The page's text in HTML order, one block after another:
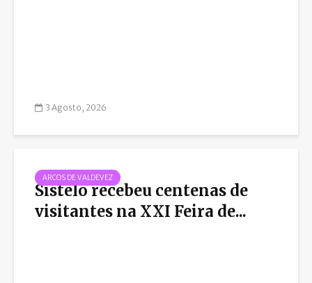
3 Agosto, 2026
ARCOS DE VALDEVEZ
Sistelo recebeu centenas de
visitantes na XXI Feira de...